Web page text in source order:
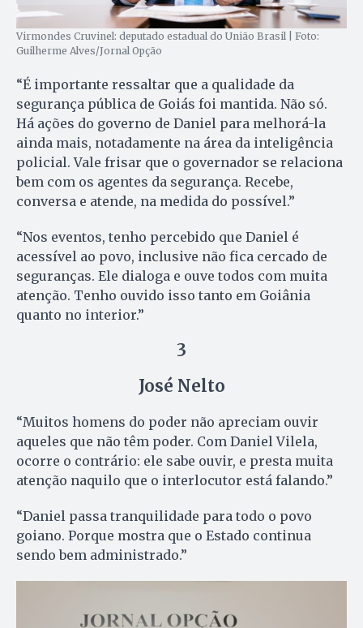
Virmondes Cruvinel: deputado estadual do União Brasil | Foto:
Guilherme Alves/Jornal Opção
“É importante ressaltar que a qualidade da
segurança pública de Goiás foi mantida. Não só.
Há ações do governo de Daniel para melhorá-la
ainda mais, notadamente na área da inteligência
policial. Vale frisar que o governador se relaciona
bem com os agentes da segurança. Recebe,
conversa e atende, na medida do possível.”
“Nos eventos, tenho percebido que Daniel é
acessível ao povo, inclusive não fica cercado de
seguranças. Ele dialoga e ouve todos com muita
atenção. Tenho ouvido isso tanto em Goiânia
quanto no interior.”
3
José Nelto
“Muitos homens do poder não apreciam ouvir
aqueles que não têm poder. Com Daniel Vilela,
ocorre o contrário: ele sabe ouvir, e presta muita
atenção naquilo que o interlocutor está falando.”
“Daniel passa tranquilidade para todo o povo
goiano. Porque mostra que o Estado continua
sendo bem administrado.”